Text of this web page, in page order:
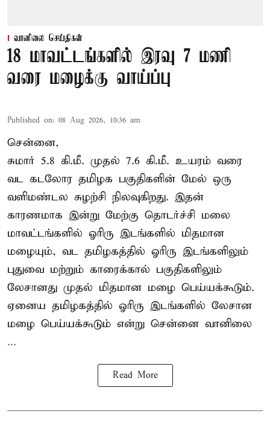
வானிலை செய்திகள்
18 மாவட்டங்களில் இரவு 7 மணி
வரை மழைக்கு வாய்ப்பு
Published on: 08 Aug 2026, 10:36 am
சென்னை,
சுமார் 5.8 கி.மீ. முதல் 7.6 கி.மீ. உயரம் வரை
வட கடலோர தமிழக பகுதிகளின் மேல் ஒரு
வளிமண்டல சுழற்சி நிலவுகிறது. இதன்
காரணமாக இன்று மேற்கு தொடர்ச்சி மலை
மாவட்டங்களில் ஓரிரு இடங்களில் மிதமான
மழையும், வட தமிழகத்தில் ஓரிரு இடங்களிலும்
புதுவை மற்றும் காரைக்கால் பகுதிகளிலும்
லேசானது முதல் மிதமான மழை பெய்யக்கூடும்.
ஏனைய தமிழகத்தில் ஓரிரு இடங்களில் லேசான
மழை பெய்யக்கூடும் என்று சென்னை வானிலை
...
Read More